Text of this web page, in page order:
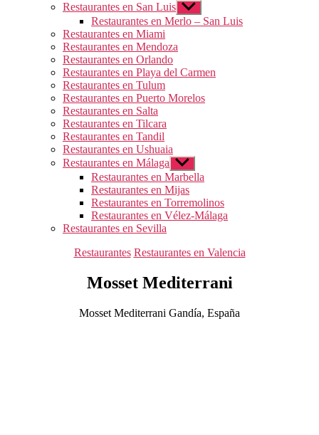
Restaurantes en San Luis Mostrar
el
submenú
Restaurantes en Merlo – San Luis
Restaurantes en Miami
Restaurantes en Mendoza
Restaurantes en Orlando
Restaurantes en Playa del Carmen
Restaurantes en Tulum
Restaurantes en Puerto Morelos
Restaurantes en Salta
Restaurantes en Tilcara
Restaurantes en Tandil
Restaurantes en Ushuaia
Restaurantes en Málaga Mostrar
el
submenú
Restaurantes en Marbella
Restaurantes en Mijas
Restaurantes en Torremolinos
Restaurantes en Vélez-Málaga
Restaurantes en Sevilla
Categorías
Restaurantes Restaurantes en Valencia
Mosset Mediterrani
Mosset Mediterrani Gandía, España